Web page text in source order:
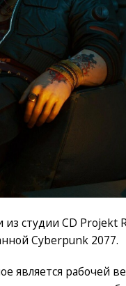
из студии CD Projekt
Cyberpunk 2077.
является рабочей